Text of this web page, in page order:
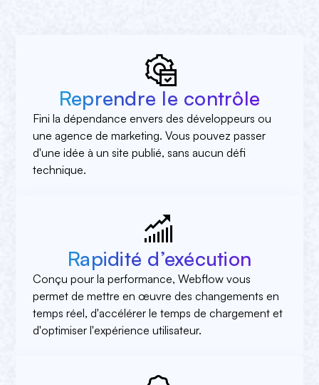
Reprendre le contrôle
Fini la dépendance envers des développeurs ou
une agence de marketing. Vous pouvez passer
d'une idée à un site publié, sans aucun défi
technique.
Rapidité d’exécution
Conçu pour la performance, Webflow vous
permet de mettre en œuvre des changements en
temps réel, d'accélérer le temps de chargement et
d'optimiser l'expérience utilisateur.